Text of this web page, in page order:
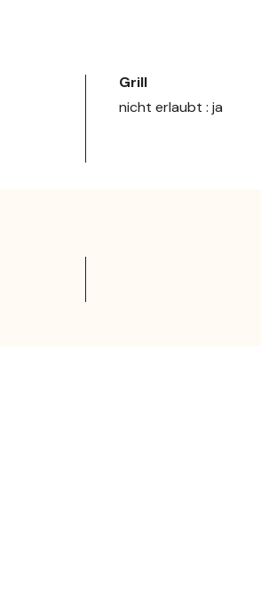
Grill
nicht erlaubt : ja